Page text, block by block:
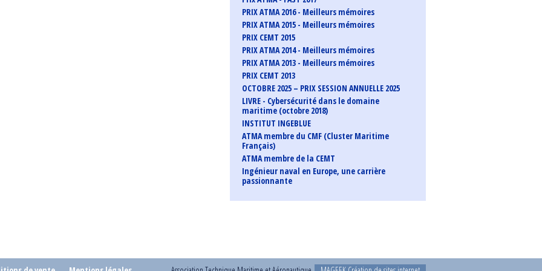
PRIX ATMA 2016 - Meilleurs mémoires
PRIX ATMA 2015 - Meilleurs mémoires
PRIX CEMT 2015
PRIX ATMA 2014 - Meilleurs mémoires
PRIX ATMA 2013 - Meilleurs mémoires
PRIX CEMT 2013
OCTOBRE 2025 – PRIX SESSION ANNUELLE 2025
LIVRE - Cybersécurité dans le domaine
maritime (octobre 2018)
INSTITUT INGEBLUE
ATMA membre du CMF (Cluster Maritime
Français)
ATMA membre de la CEMT
Ingénieur naval en Europe, une carrière
passionnante